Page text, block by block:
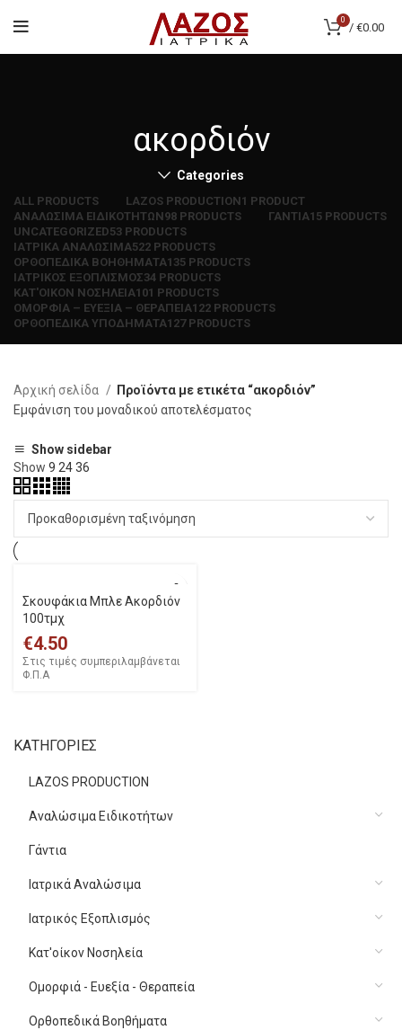
0
/ €0.00
ακορδιόν
Categories
ALL PRODUCTS LAZOS PRODUCTION1 PRODUCT
ΑΝΑΛΩΣΙΜΑ ΕΙΔΙΚΟΤΗΤΩΝ98 PRODUCTS ΓΑΝΤΙΑ15 PRODUCTS
UNCATEGORIZED53 PRODUCTS
ΙΑΤΡΙΚΑ ΑΝΑΛΩΣΙΜΑ522 PRODUCTS
ΟΡΘΟΠΕΔΙΚΑ ΒΟΗΘΗΜΑΤΑ135 PRODUCTS
ΙΑΤΡΙΚΟΣ ΕΞΟΠΛΙΣΜΟΣ34 PRODUCTS
ΚΑΤ'ΟΙΚΟΝ ΝΟΣΗΛΕΙΑ101 PRODUCTS
ΟΜΟΡΦΙΑ – ΕΥΕΞΙΑ – ΘΕΡΑΠΕΙΑ122 PRODUCTS
ΟΡΘΟΠΕΔΙΚΑ ΥΠΟΔΗΜΑΤΑ127 PRODUCTS
ΚΑΤΗΓΟΡΙΕΣ
LAZOS PRODUCTION
Αναλώσιμα Ειδικοτήτων
Γάντια
Ιατρικά Αναλώσιμα
Ιατρικός Εξοπλισμός
Κατ'οίκον Νοσηλεία
Ομορφιά - Ευεξία - Θεραπεία
Ορθοπεδικά Βοηθήματα
Αρχική σελίδα
Προϊόντα με ετικέτα “ακορδιόν”
Εμφάνιση του μοναδικού αποτελέσματος
Show sidebar
Show 9 2436
Σκουφάκια Μπλε Ακορδιόν
100τμχ
€4.50
Στις τιμές συμπεριλαμβάνεται
Φ.Π.Α